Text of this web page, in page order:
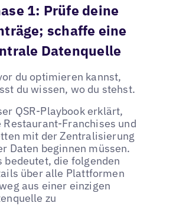
1: Prüfe deine
schaffe eine
Datenquelle
du optimieren kannst,
du wissen, wo du stehst.
QSR-Playbook erklärt,
Restaurant-Franchises und
mit der Zentralisierung
Daten beginnen müssen.
bedeutet, die folgenden
über alle Plattformen
aus einer einzigen
zu